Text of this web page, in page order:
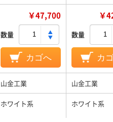
￥47,700
数量
カゴへ
￥
数量
カ
山金工業 山金工業
ホワイト系 ホワイト系